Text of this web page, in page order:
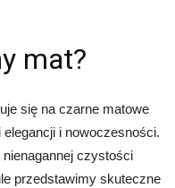
mat?
się na czarne matowe
i nowoczesności.
czystości
przedstawimy skuteczne